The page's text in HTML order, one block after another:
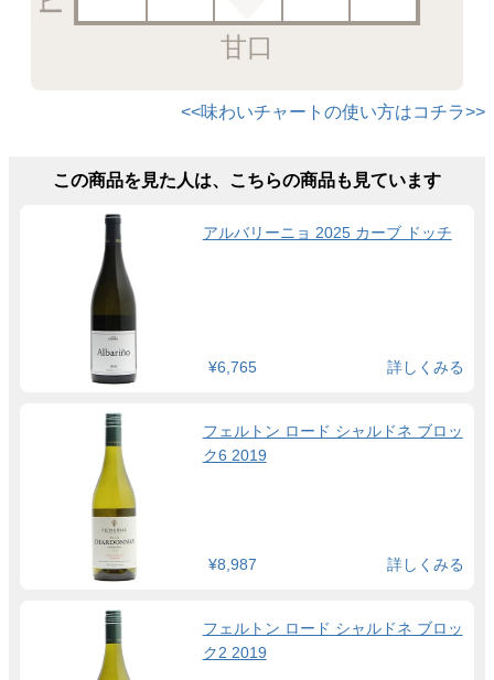
甘口
<<味わいチャートの使い方はコチラ>>
この商品を見た人は、こちらの商品も見ています
アルバリーニョ 2025 カーブ ドッチ
¥6,765 詳しくみる
フェルトン ロード シャルドネ ブロッ
ク6 2019
¥8,987 詳しくみる
フェルトン ロード シャルドネ ブロッ
ク2 2019